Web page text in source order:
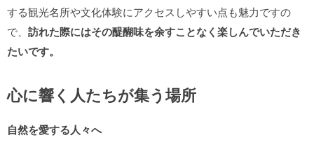
する観光名所や文化体験にアクセスしやすい点も魅力ですの
で、 訪れた際にはその醍醐味を余すことなく楽しんでいただき
たいです。
心に響く人たちが集う場所
自然を愛する人々へ